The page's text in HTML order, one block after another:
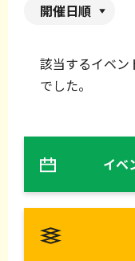
開催日順
該当するイベン
でした。
イベ